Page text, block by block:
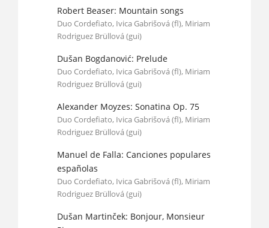
Robert Beaser: Mountain songs
Duo Cordefiato, Ivica Gabrišová (fl), Miriam
Rodriguez Brüllová (gui)
Dušan Bogdanović: Prelude
Duo Cordefiato, Ivica Gabrišová (fl), Miriam
Rodriguez Brüllová (gui)
Alexander Moyzes: Sonatina Op. 75
Duo Cordefiato, Ivica Gabrišová (fl), Miriam
Rodriguez Brüllová (gui)
Manuel de Falla: Canciones populares
españolas
Duo Cordefiato, Ivica Gabrišová (fl), Miriam
Rodriguez Brüllová (gui)
Dušan Martinček: Bonjour, Monsieur